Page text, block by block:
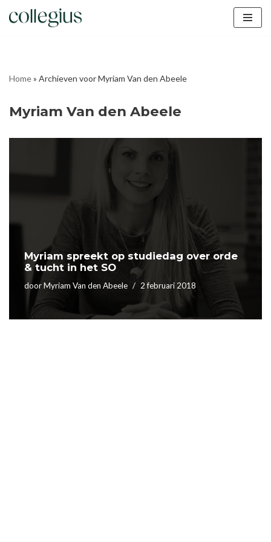
inhoud
Home» Archieven voor Myriam Van den Abeele
Myriam Van den Abeele
Myriam spreekt op studiedag over orde
& tucht in het SO
doorMyriam Van den Abeele 2 februari 2018